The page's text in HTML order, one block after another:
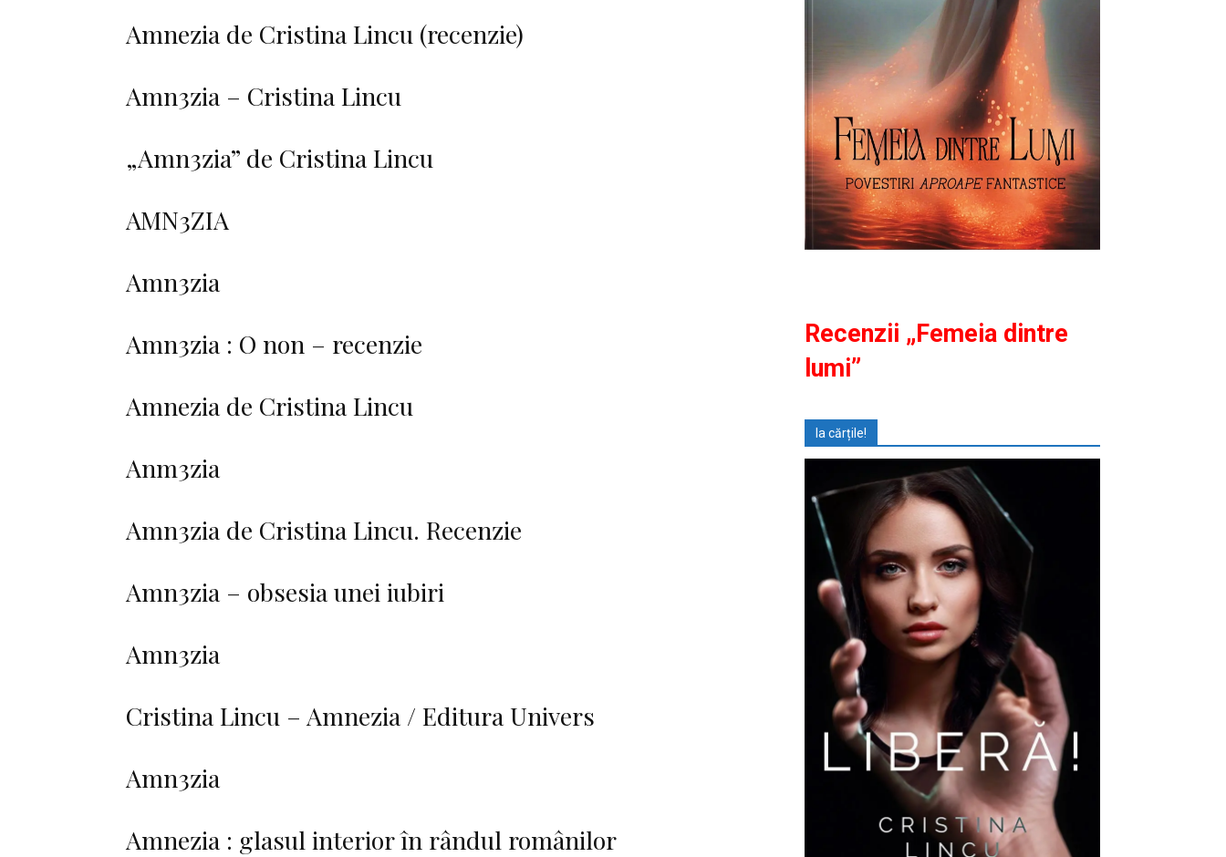
Amnezia de Cristina Lincu (recenzie)
Amn3zia – Cristina Lincu
„Amn3zia” de Cristina Lincu
AMN3ZIA
Amn3zia
Amn3zia : O non – recenzie
Amnezia de Cristina Lincu
Anm3zia
Amn3zia de Cristina Lincu. Recenzie
Amn3zia – obsesia unei iubiri
Amn3zia
Cristina Lincu – Amnezia / Editura Univers
Amn3zia
Amnezia : glasul interior în rândul românilor
Recenzii „Femeia dintre
lumi”
Ia cărțile!